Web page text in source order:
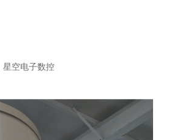
星空电子数控